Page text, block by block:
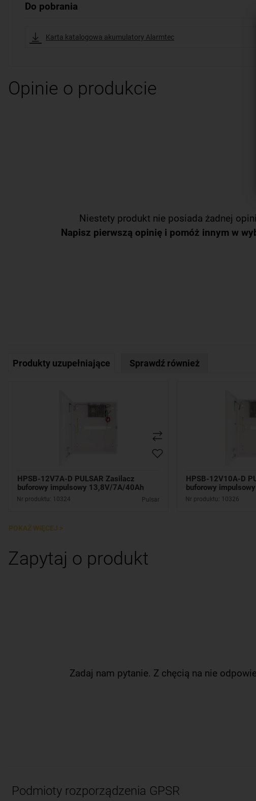
Do pobrania
Karta katalogowa akumulatory Alarmtec
Opinie o produkcie
Niestety produkt nie posiada żadnej
Napisz pierwszą opinię i pomóż innym w
Produkty uzupełniające Sprawdź również
HPSB-12V7A-D PULSAR Zasilacz
buforowy impulsowy 13,8V/7A/40Ah
Nr produktu: 10324 Pulsar
HPSB-12V10A-D
buforowy
Nr produktu: 10326
POKAŻ WIĘCEJ >
Zapytaj o produkt
Zadaj nam pytanie. Z chęcią na nie
Podmioty rozporządzenia GPSR